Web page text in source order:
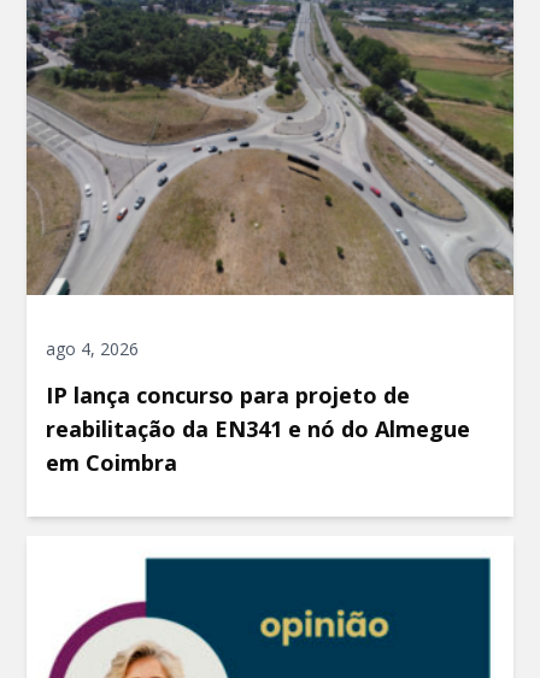
ago 4, 2026
IP lança concurso para projeto de
reabilitação da EN341 e nó do Almegue
em Coimbra